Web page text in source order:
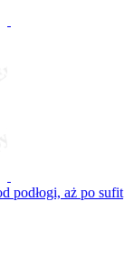
podłogi, aż po sufit